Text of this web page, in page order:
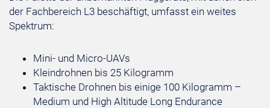
der Fachbereich L3 beschäftigt, umfasst ein weites
Spektrum:
Mini- und Micro-UAVs
Kleindrohnen bis 25 Kilogramm
Taktische Drohnen bis einige 100 Kilogramm –
Medium und High Altitude Long Endurance